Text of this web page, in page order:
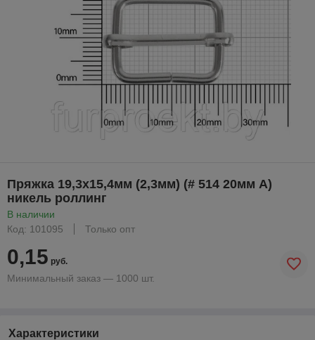
Пряжка 19,3х15,4мм (2,3мм) (# 514 20мм А)
никель роллинг
В наличии
Код: 101095
Только опт
0,15 руб.
Минимальный заказ — 1000 шт.
Характеристики